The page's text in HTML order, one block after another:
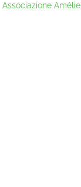
Associazione Amélie